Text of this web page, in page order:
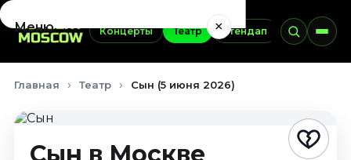
Концерты Театр Стендап Выставки
Меню ×
Сентябрь 2026
Ноябрь 2026
Главная Театр Сын (5 июня 2026)
Сын в Москве